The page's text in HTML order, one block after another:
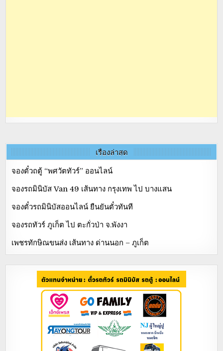
เรื่องล่าสุด
จองตั๋วถตู้ “พศวัตทัวร์” ออนไลน์
จองรถมินิบัส Van 49 เส้นทาง กรุงเทพ ไป บางแสน
จองตั๋วรถมินิบัสออนไลน์ ยืนยันตั๋วทันที
จองรถทัวร์ ภูเก็ต ไป ตะกั่วป่า จ.พังงา
เพชรทักษิณขนส่ง เส้นทาง ด่านนอก – ภูเก็ต